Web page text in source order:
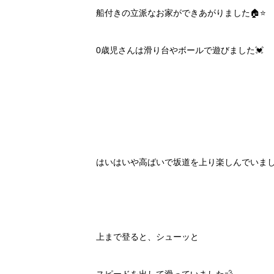
船付きの立派なお家ができあがりました🏠⭐️
0歳児さんは滑り台やボールで遊びました💓
はいはいや高ばいで坂道を上り楽しんでいま
上まで登ると、シューッと